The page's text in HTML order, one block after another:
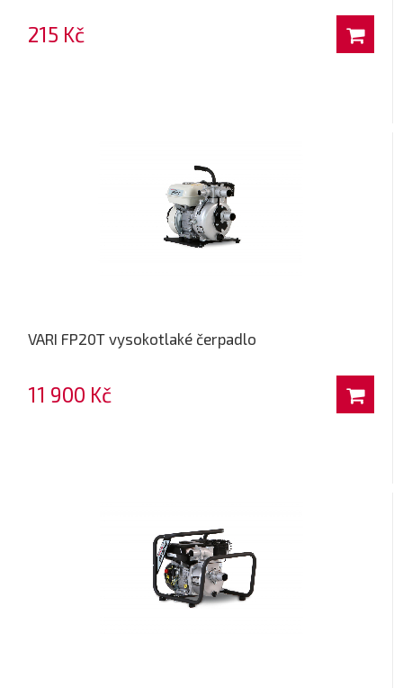
215 Kč
VARI FP20T vysokotlaké čerpadlo
11 900 Kč